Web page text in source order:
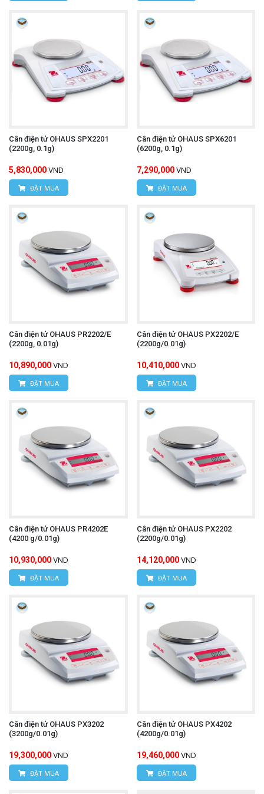
Cân điện tử OHAUS SPX2201
(2200g, 0.1g)
5,830,000 VND
ĐẶT MUA
Cân điện tử OHAUS SPX6201
(6200g, 0.1g)
7,290,000 VND
ĐẶT MUA
Cân điện tử OHAUS PR2202/E
(2200g, 0.01g)
10,890,000 VND
ĐẶT MUA
Cân điện tử OHAUS PX2202/E
(2200g/0.01g)
10,410,000 VND
ĐẶT MUA
Cân điện tử OHAUS PR4202E
(4200 g/0.01g)
10,930,000 VND
ĐẶT MUA
Cân điện tử OHAUS PX2202
(2200g/0.01g)
14,120,000 VND
ĐẶT MUA
Cân điện tử OHAUS PX3202
(3200g/0.01g)
19,300,000 VND
ĐẶT MUA
Cân điện tử OHAUS PX4202
(4200g/0.01g)
19,460,000 VND
ĐẶT MUA